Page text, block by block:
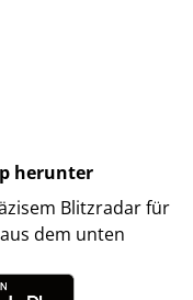
herunter
Blitzradar für
dem unten